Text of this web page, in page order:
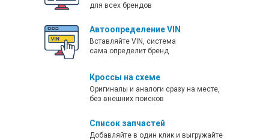
ZD160T
ZLJ 37M
ZLJ5298THB 37-4R
ZLJ5480JQZV3
ZLJ5500V3
ZT26J
Список запчастей
Добавляйте в один клик и выгружайте
Кроссы на схеме
Оригиналы и аналоги сразу на месте,
без внешних поисков
Автоопределение VIN
Вставляйте VIN, система
сама определит бренд
для всех брендов